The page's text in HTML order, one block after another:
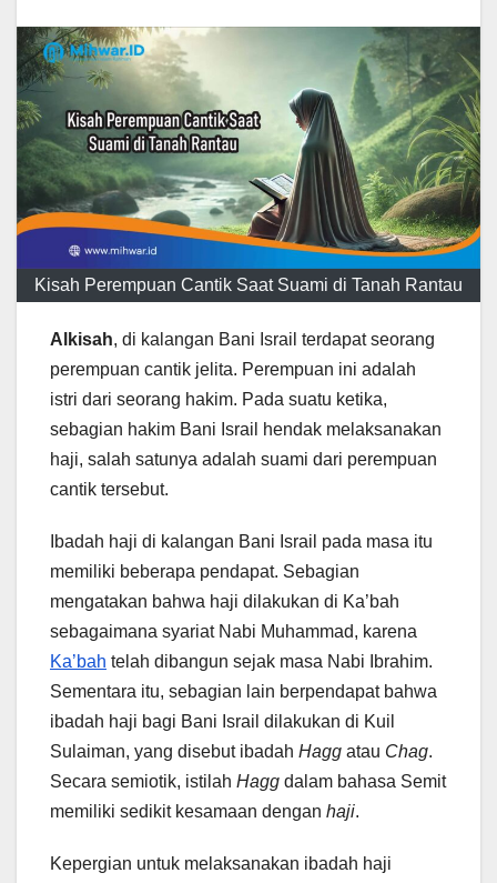
Kisah Perempuan Cantik Saat Suami di Tanah Rantau
Alkisah, di kalangan Bani Israil terdapat seorang
perempuan cantik jelita. Perempuan ini adalah
istri dari seorang hakim. Pada suatu ketika,
sebagian hakim Bani Israil hendak melaksanakan
haji, salah satunya adalah suami dari perempuan
cantik tersebut.
Ibadah haji di kalangan Bani Israil pada masa itu
memiliki beberapa pendapat. Sebagian
mengatakan bahwa haji dilakukan di Ka’bah
sebagaimana syariat Nabi Muhammad, karena
Ka’bah telah dibangun sejak masa Nabi Ibrahim.
Sementara itu, sebagian lain berpendapat bahwa
ibadah haji bagi Bani Israil dilakukan di Kuil
Sulaiman, yang disebut ibadah Hagg atau Chag.
Secara semiotik, istilah Hagg dalam bahasa Semit
memiliki sedikit kesamaan dengan haji.
Kepergian untuk melaksanakan ibadah haji